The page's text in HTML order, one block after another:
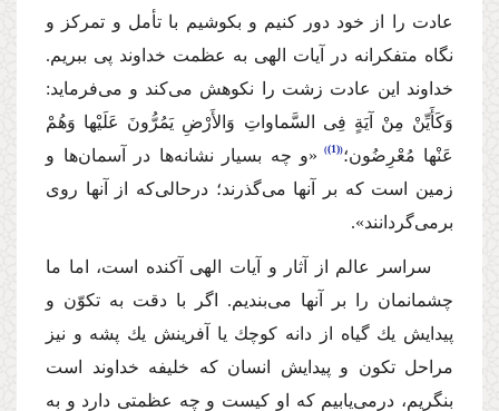
عادت را از خود دور كنیم و بكوشیم با تأمل و تمركز و
نگاه متفكرانه در آیات الهی به عظمت خداوند پی ببریم.
خداوند این عادت زشت را نكوهش می‌كند و می‌فرماید:
وَكَأَیِّنْ مِنْ آیَةٍ فِی السَّماواتِ وَالأَرْضِ یَمُرُّونَ عَلَیْها وَهُمْ
عَنْها مُعْرِضُون؛ (1)
«و چه بسیار نشانه‌ها در آسمان‌ها و
زمین است كه بر آنها می‌گذرند؛ درحالی‌كه از آنها روی
برمی‌گردانند».
سراسر عالم از آثار و آیات الهی آكنده است، اما ما
چشمانمان را بر آنها می‌بندیم. اگر با دقت به تكوّن و
پیدایش یك گیاه از دانه كوچك یا آفرینش یك پشه و نیز
مراحل تكون و پیدایش انسان كه خلیفه خداوند است
بنگریم، درمی‌یابیم كه او كیست و چه عظمتی دارد و به